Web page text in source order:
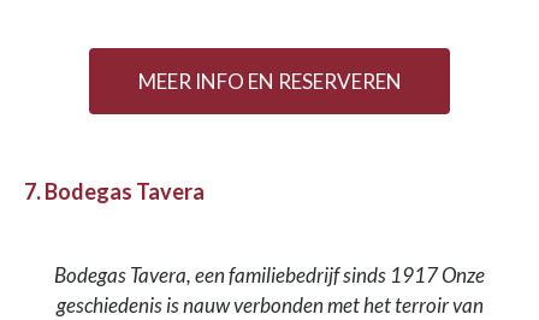
MEER INFO EN RESERVEREN
7. Bodegas Tavera
Bodegas Tavera, een familiebedrijf sinds 1917 Onze
geschiedenis is nauw verbonden met het terroir van